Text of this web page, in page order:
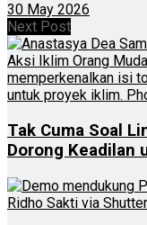
30 May 2026
Next Post
Tak Cuma Soal
Dorong Keadilan